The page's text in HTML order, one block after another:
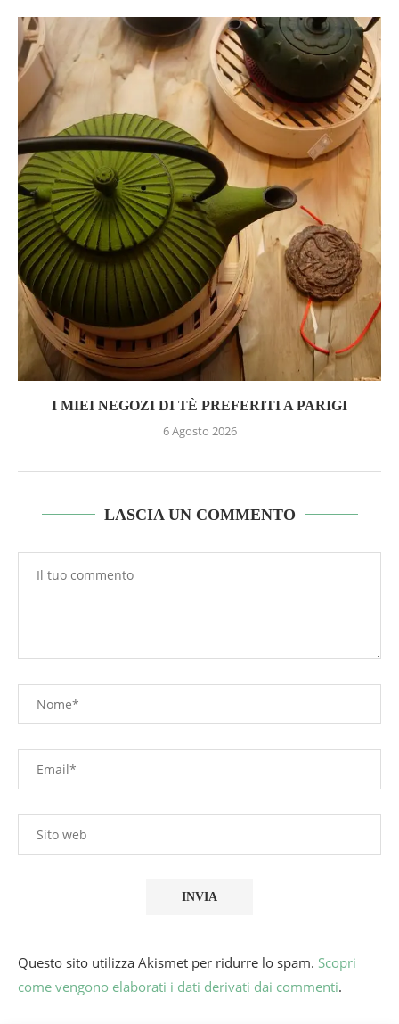
I MIEI NEGOZI DI TÈ PREFERITI A PARIGI
6 Agosto 2026
LASCIA UN COMMENTO
Questo sito utilizza Akismet per ridurre lo spam. Scopri
come vengono elaborati i dati derivati dai commenti.